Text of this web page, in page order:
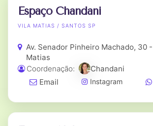
Espaço Chandani
VILA MATIAS / SANTOS SP
Av. Senador Pinheiro Machado, 30
Matias
Coordenação:
Chandani
Email
Instagram